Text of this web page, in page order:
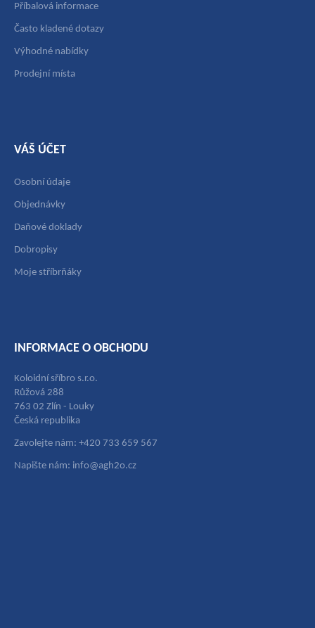
Příbalová informace
Často kladené dotazy
Výhodné nabídky
Prodejní místa
VÁŠ ÚČET
Osobní údaje
Objednávky
Daňové doklady
Dobropisy
Moje stříbrňáky
INFORMACE O OBCHODU
Koloidní sříbro s.r.o.
Růžová 288
763 02 Zlín - Louky
Česká republika
Zavolejte nám: +420 733 659 567
Napište nám: info@agh2o.cz